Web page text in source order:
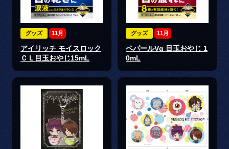
グッズ 11月
アイリッチ モイスロック
ＣＬ目玉おやじ15mL
グッズ 11月
ペパールVα 目玉おやじ 1
0mL